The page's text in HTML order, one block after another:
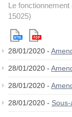
Le
15025)
28/01/2020 -
28/01/2020 -
28/01/2020 -
28/01/2020 -